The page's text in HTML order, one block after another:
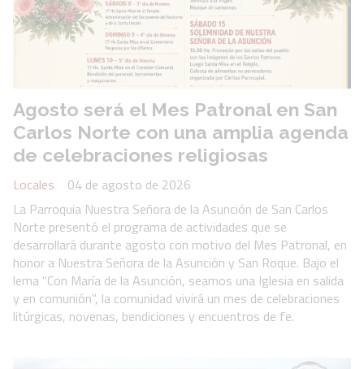
Agosto será el Mes Patronal en San
Carlos Norte con una amplia agenda
de celebraciones religiosas
Locales
04 de agosto de 2026
La Parroquia Nuestra Señora de la Asunción de San Carlos
Norte presentó el programa de actividades que se
desarrollará durante agosto con motivo del Mes Patronal, en
honor a Nuestra Señora de la Asunción y San Roque. Bajo el
lema "Con María de la Asunción, seamos una Iglesia en salida
y en comunión", la comunidad vivirá un mes de celebraciones
litúrgicas, novenas, bendiciones y encuentros de fe.